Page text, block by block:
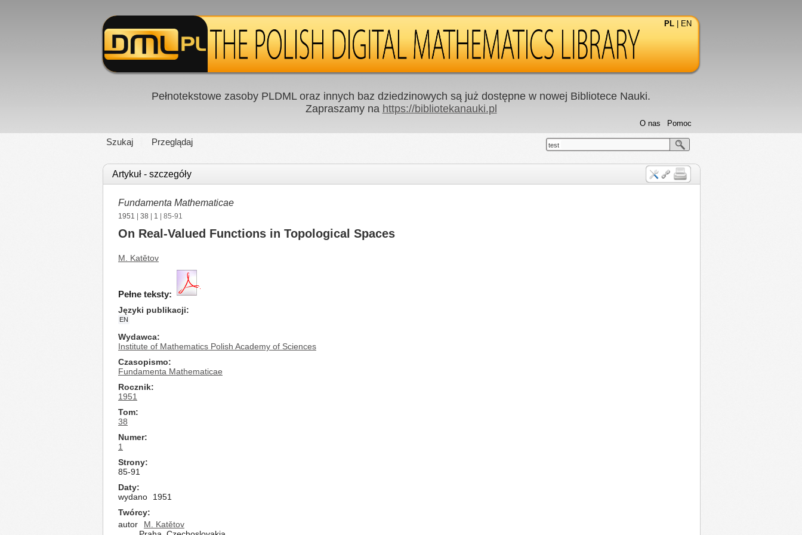
PL EN
Pełnotekstowe zasoby PLDML oraz innych baz dziedzinowych są już dostępne w nowej Bibliotece Nauki.
Zapraszamy na https://bibliotekanauki.pl
Szukaj Przeglądaj
Pomoc
O nas
test
Artykuł - szczegóły
Fundamenta Mathematicae
1951 38 1 | 85-91
On Real-Valued Functions in Topological Spaces
M. Katětov
Pełne teksty:
Języki publikacji
EN
Wydawca
Institute of Mathematics Polish Academy of Sciences
Czasopismo
Fundamenta Mathematicae
Rocznik
1951
Tom
38
Numer
1
Strony
85-91
Daty
wydano
1951
Twórcy
autor
M. Katětov